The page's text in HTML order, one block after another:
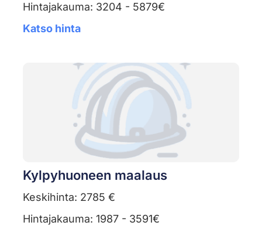
Hintajakauma: 3204 - 5879€
Katso hinta
Kylpyhuoneen maalaus
Keskihinta: 2785 €
Hintajakauma: 1987 - 3591€